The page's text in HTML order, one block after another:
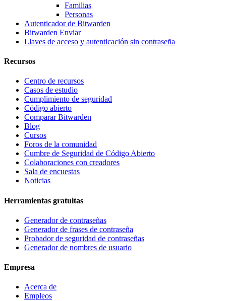
Familias
Personas
Autenticador de Bitwarden
Bitwarden Enviar
Llaves de acceso y autenticación sin contraseña
Recursos
Centro de recursos
Casos de estudio
Cumplimiento de seguridad
Código abierto
Comparar Bitwarden
Blog
Cursos
Foros de la comunidad
Cumbre de Seguridad de Código Abierto
Colaboraciones con creadores
Sala de encuestas
Noticias
Herramientas gratuitas
Generador de contraseñas
Generador de frases de contraseña
Probador de seguridad de contraseñas
Generador de nombres de usuario
Empresa
Acerca de
Empleos